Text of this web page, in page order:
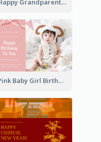
Happy Grandparents Day Photo Postcard
Pink Baby Girl Birthday Postcard